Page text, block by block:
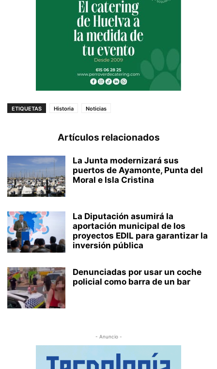
ETIQUETAS Historia Noticias
Artículos relacionados
La Junta modernizará sus
puertos de Ayamonte, Punta del
Moral e Isla Cristina
La Diputación asumirá la
aportación municipal de los
proyectos EDIL para garantizar la
inversión pública
Denunciadas por usar un coche
policial como barra de un bar
- Anuncio -